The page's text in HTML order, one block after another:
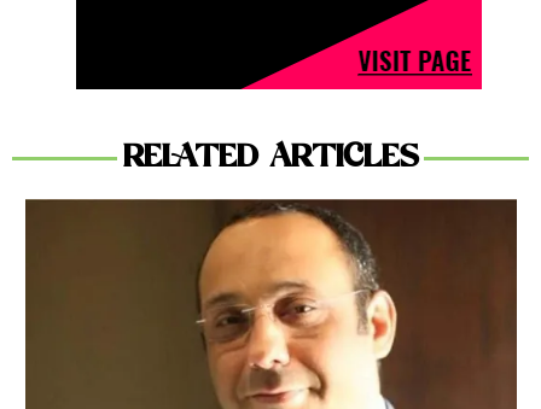
RELATED ARTICLES